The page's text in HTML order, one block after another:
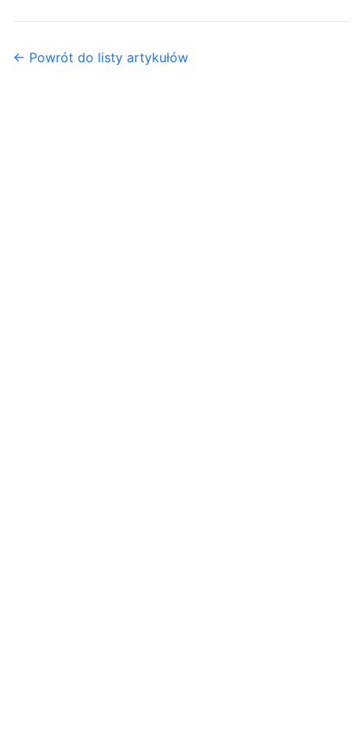
← Powrót do listy artykułów